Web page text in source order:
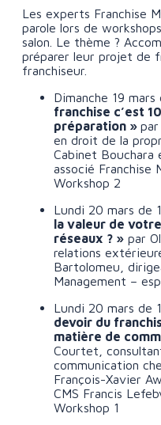
Les experts Franchise
parole lors de
salon. Le thème ?
préparer leur projet de
franchiseur.
Dimanche 19
franchise c’est
préparation »par
en droit de la
Cabinet
associé Franchise
Workshop 2
Lundi 20 mars de
la valeur de
réseaux ? » par
relations
Bartolomeu,
Management –
Lundi 20 mars de
devoir du
matière de
Courtet,
communication
François-Xavier
CMS Francis
Workshop 1